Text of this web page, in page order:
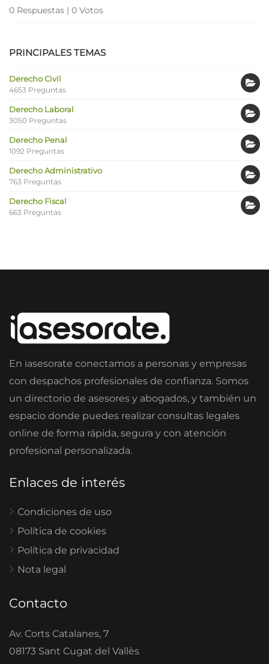
0 Respuestas | 0 Votos
PRINCIPALES TEMAS
Derecho Civil
4653 Preguntas
Derecho Laboral
3050 Preguntas
Derecho Penal
1092 Preguntas
Derecho Administrativo
763 Preguntas
Derecho Fiscal
663 Preguntas
En iasesorate conectamos a personas y empresas
con despachos profesionales de confianza. Somos
un directorio de asesores y abogados, y también un
espacio donde puedes realizar consultas legales
online de forma rápida, segura y con atención
profesional personalizada.
Enlaces de interés
Condiciones de uso
Política de cookies
Política de privacidad
Nota legal
Contacto
Av. Corts Catalanes, 7
08173 Sant Cugat del Vallès